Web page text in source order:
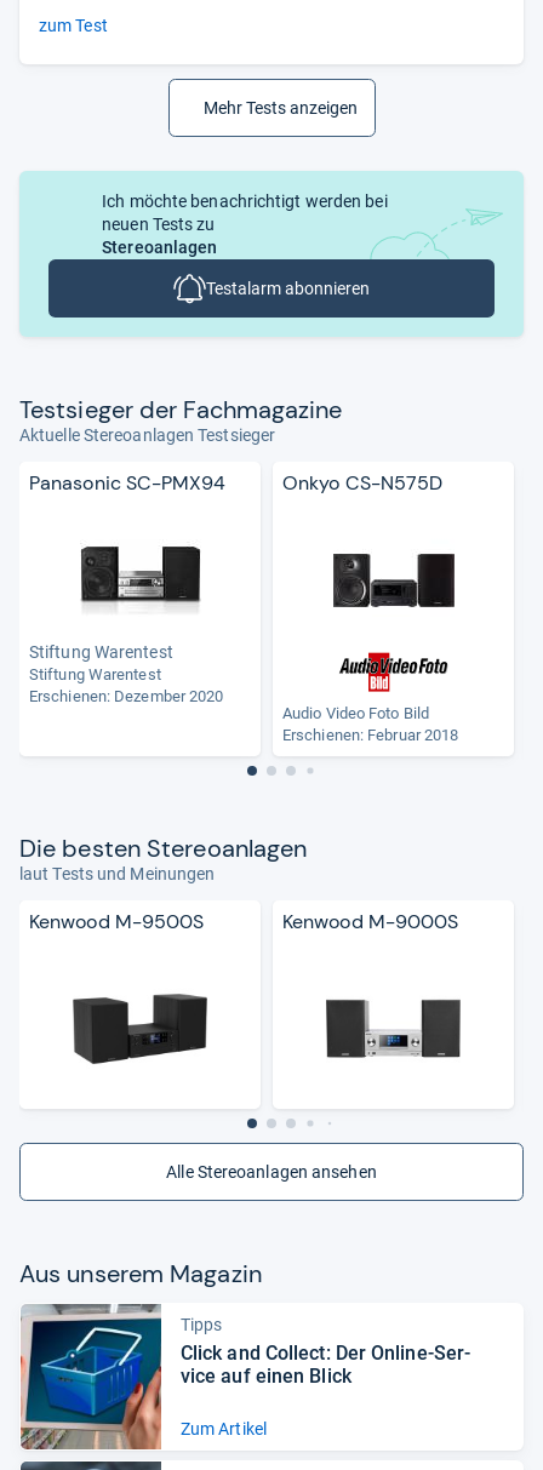
zum Test
Mehr Tests anzeigen
Ich möchte benachrichtigt werden bei
neuen Tests zu
Stereoanlagen
Testalarm abonnieren
Test­sie­ger der Fach­ma­ga­zine
Aktuelle Stereoanlagen Testsieger
Panasonic SC-PMX94
Stiftung Warentest
Stiftung Warentest
Erschienen: Dezember 2020
Onkyo CS-N575D
Audio Video Foto Bild
Erschienen: Februar 2018
Die bes­ten Ste­reo­an­la­gen
laut Tests und Meinungen
Kenwood M-9500S Kenwood M-9000S
Alle Stereoanlagen ansehen
Aus unse­rem Maga­zin
Tipps
Click and Col­lect: Der Online-​Ser­
vice auf einen Blick
Zum Artikel